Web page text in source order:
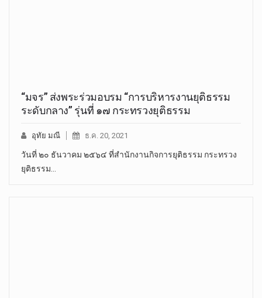
“มจร” ส่งพระร่วมอบรม “การบริหารงานยุติธรรม
ระดับกลาง” รุ่นที่ ๑๗ กระทรวงยุติธรรม
อุทัย มณี ธ.ค. 20, 2021
วันที่ ๒๐ ธันวาคม ๒๕๖๔ ที่สำนักงานกิจการยุติธรรม กระทรวง
ยุติธรรม…